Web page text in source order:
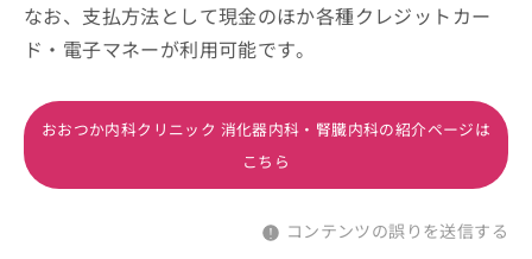
なお、支払方法として現金のほか各種クレジットカー
ド・電子マネーが利用可能です。
おおつか内科クリニック 消化器内科・腎臓内科の紹介ページは
こちら
コンテンツの誤りを送信する